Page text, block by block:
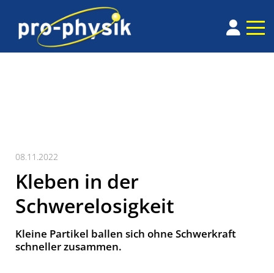
08.11.2022
Kleben in der
Schwerelosigkeit
Kleine Partikel ballen sich ohne Schwerkraft
schneller zusammen.